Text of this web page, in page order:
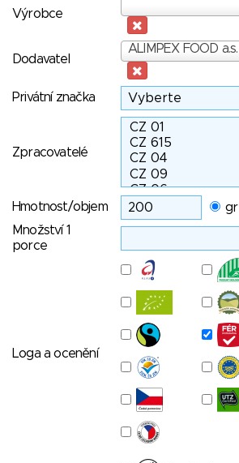
Výrobce
Dodavatel
ALIMPEX FOOD a.s.
Dodavatel
Privátní značka
Zpracovatelé
Hmotnost/objem gr
Množství 1
porce
Loga a ocenění